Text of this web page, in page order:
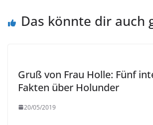
Das könnte dir auch
Gruß von Frau Holle: Fünf
Fakten über Holunder
20/05/2019